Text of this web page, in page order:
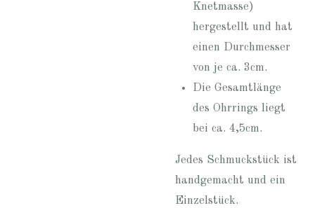
Knetmasse)
hergestellt und hat
einen Durchmesser
von je ca. 3cm.
Die Gesamtlänge
des Ohrrings liegt
bei ca. 4,5cm.
Jedes Schmuckstück ist
handgemacht und ein
Einzelstück.